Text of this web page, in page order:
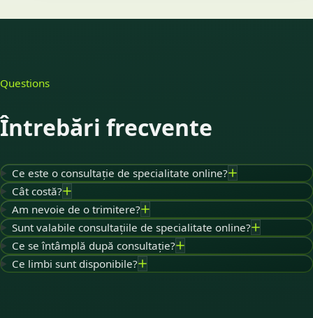
Questions
Întrebări frecvente
Ce este o consultație de specialitate online?
Cât costă?
Am nevoie de o trimitere?
Sunt valabile consultațiile de specialitate online?
Ce se întâmplă după consultație?
Ce limbi sunt disponibile?